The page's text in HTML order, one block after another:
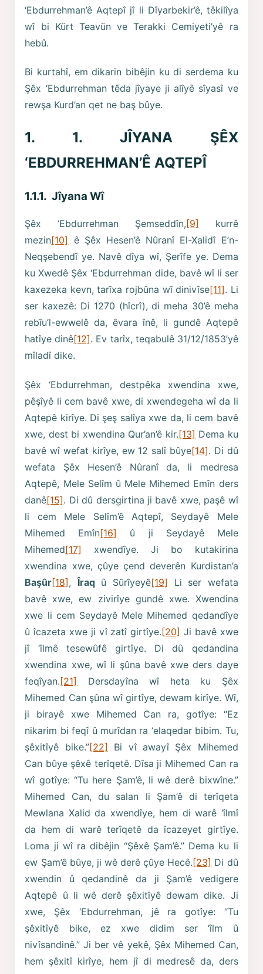
‘Ebdurrehman’ê Aqtepî jî li Dîyarbekir’ê, têkilîya
wî bi Kürt Teavün ve Terakki Cemiyeti’yê ra
hebû.
Bi kurtahî, em dikarin bibêjin ku di serdema ku
Şêx ‘Ebdurrehman têda jîyaye ji alîyê sîyasî ve
rewşa Kurd’an qet ne baş bûye.
1. 1. JÎYANA ŞÊX
‘EBDURREHMAN’Ê AQTEPÎ
1.1.1. Jîyana Wî
Şêx ‘Ebdurrehman Şemseddîn, [9]
kurrê
mezin[10] ê Şêx Hesen’ê Nûranî El-Xalidî E’n-
Neqşebendî ye. Navê dîya wî, Şerîfe ye. Dema
ku Xwedê Şêx ‘Ebdurrehman dide, bavê wî li ser
kaxezeka kevn, tarîxa rojbûna wî dinivîse[11]. Li
ser kaxezê: Di 1270 (hîcrî), di meha 30’ê meha
rebîu’l-ewwelê da, êvara înê, li gundê Aqtepê
hatîye dinê[12]. Ev tarîx, teqabulê 31/12/1853’yê
mîladî dike.
Şêx ‘Ebdurrehman, destpêka xwendina xwe,
pêşîyê li cem bavê xwe, di xwendegeha wî da li
Aqtepê kirîye. Di şeş salîya xwe da, li cem bavê
xwe, dest bi xwendina Qur’an’ê kir.[13] Dema ku
bavê wî wefat kirîye, ew 12 salî bûye[14]. Di dû
wefata Şêx Hesen’ê Nûranî da, li medresa
Aqtepê, Mele Selîm û Mele Mihemed Emîn ders
danê[15]. Di dû dersgirtina ji bavê xwe, paşê wî
li cem Mele Selîm’ê Aqtepî, Seydayê Mele
Mihemed Emîn[16]
û ji Seydayê Mele
Mihemed[17]
xwendîye. Ji bo kutakirina
xwendina xwe, çûye çend deverên Kurdistan’a
Başûr[18],Îraqû Sûrîyeyê[19]
Li ser wefata
bavê xwe, ew zivirîye gundê xwe. Xwendina
xwe li cem Seydayê Mele Mihemed qedandîye
û îcazeta xwe ji vî zatî girtîye.[20] Ji bavê xwe
jî ‘îlmê tesewûfê girtîye. Di dû qedandina
xwendina xwe, wî li şûna bavê xwe ders daye
feqîyan.[21]
Dersdayîna wî heta ku Şêx
Mihemed Can şûna wî girtîye, dewam kirîye. Wî,
ji birayê xwe Mihemed Can ra, gotîye: “Ez
nikarim bi feqî û murîdan ra ‘elaqedar bibim. Tu,
şêxitîyê bike.”[22] Bi vî awayî Şêx Mihemed
Can bûye şêxê terîqetê. Dîsa ji Mihemed Can ra
wî gotîye: “Tu here Şam’ê, li wê derê bixwîne.”
Mihemed Can, du salan li Şam’ê di terîqeta
Mewlana Xalid da xwendîye, hem di warê ‘îlmî
da hem di warê terîqetê da îcazeyet girtîye.
Loma ji wî ra dibêjin “Şêxê Şam’ê.” Dema ku li
ew Şam’ê bûye, ji wê derê çûye Hecê.[23] Di dû
xwendin û qedandinê da ji Şam’ê vedigere
Aqtepê û li wê derê şêxitîyê dewam dike. Ji
xwe, Şêx ‘Ebdurrehman, jê ra gotîye: “Tu
şêxitîyê bike, ez xwe didim ser ‘îlm û
nivîsandinê.” Ji ber vê yekê, Şêx Mihemed Can,
hem şêxitî kirîye, hem jî di medresê da, ders